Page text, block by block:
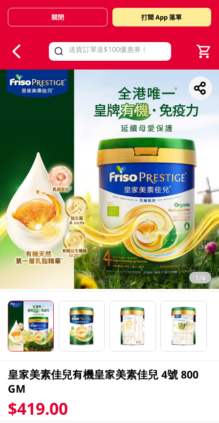
Valid Until 30 June 2026
關閉 打開 App 落單
1/4
皇家美素佳兒有機皇家美素佳兒 4號 800
GM
$419.00